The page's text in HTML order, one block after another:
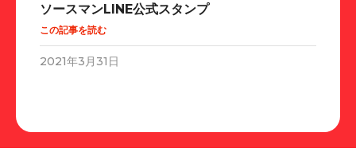
ソースマンLINE公式スタンプ
この記事を読む
2021年3月31日